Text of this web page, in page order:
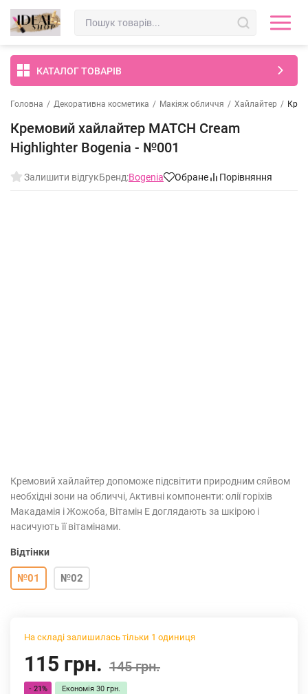
КАТАЛОГ ТОВАРІВ
Головна / Декоративна косметика / Макіяж обличчя / Хайлайтер /
Кремовий хайлайтер MATCH Cream
Highlighter Bogenia - №001
Залишити відгукБренд:Bogenia Обране Порівняння
Кремовий хайлайтер допоможе підсвітити природним сяйвом
необхідні зони на обличчі, Активні компоненти:​ олії горіхів
Макадамія і Жожоба, Вітамін Е доглядають за шкірою і
насичують її вітамінами.
Відтінки
№01 №02
На складі залишилась тільки 1 одиниця
115 грн. 145 грн.
- 21% Економія 30 грн.